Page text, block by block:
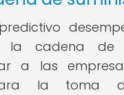
la cadena de
a las
la toma